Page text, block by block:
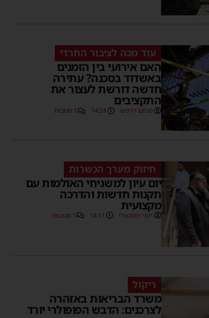
עוד מכה לציבור החרדי
האם אירועי בין הזמנים
באשדוד בסכנה? עתירה
חדשה דורשת לעצור את
התקציבים
מנחם דויטש 14:24 1 תגובות
חיזוק מערך הכשרות
יום עיון למשגיחי האולמות עם
תקנות חדשות והדרכה
מקצועית
יוסי יחזקאלי 14:11 1 תגובות
ריקול
משרד הבריאות באזהרה
לצרכנים: הדבש הפופולרי יורד